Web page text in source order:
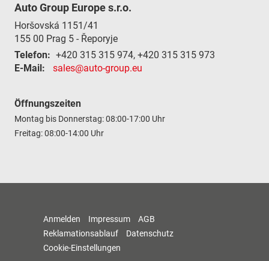
Auto Group Europe s.r.o.
Horšovská 1151/41
155 00 Prag 5 - Řeporyje
Telefon: +420 315 315 974, +420 315 315 973
E-Mail:
sales@auto-group.eu
Öffnungszeiten
Montag bis Donnerstag: 08:00-17:00 Uhr
Freitag: 08:00-14:00 Uhr
Anmelden Impressum
AGB
Reklamationsablauf
Datenschutz
Cookie-Einstellungen